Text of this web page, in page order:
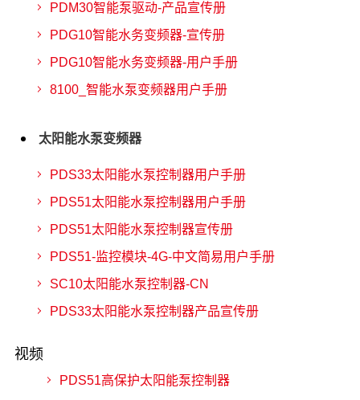
PDM30智能泵驱动-产品宣传册
PDG10智能水务变频器-宣传册
PDG10智能水务变频器-用户手册
8100_智能水泵变频器用户手册
太阳能水泵变频器
PDS33太阳能水泵控制器用户手册
PDS51太阳能水泵控制器用户手册
PDS51太阳能水泵控制器宣传册
PDS51-监控模块-4G-中文简易用户手册
SC10太阳能水泵控制器-CN
PDS33太阳能水泵控制器产品宣传册
视频
PDS51高保护太阳能泵控制器